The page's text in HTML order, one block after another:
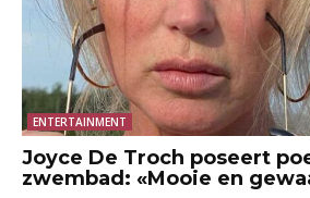
ENTERTAINMENT
Joyce De Troch poseert
zwembad: «Mooie en